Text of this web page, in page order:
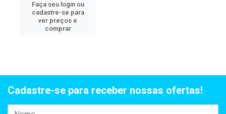
Faça seu login ou
cadastre-se para
ver preços e
comprar
Cadastre-se para receber nossas ofertas!